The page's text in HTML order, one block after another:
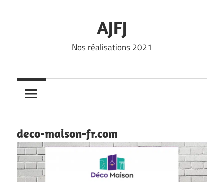
AJFJ
Nos réalisations 2021
deco-maison-fr.com